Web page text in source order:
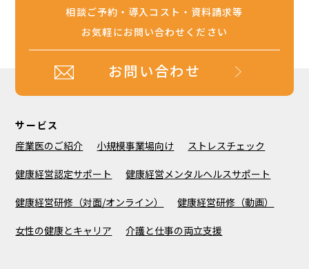
相談ご予約・導入コスト・資料請求等
お気軽にお問い合わせください
お問い合わせ
サービス
産業医のご紹介
小規模事業場向け ストレスチェック
健康経営認定サポート 健康経営メンタルヘルスサポート
健康経営研修（対面/オンライン） 健康経営研修（動画）
女性の健康とキャリア 介護と仕事の両立支援